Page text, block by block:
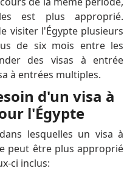
est plus approprié.
visiter l'Égypte plusieurs
de six mois entre les
des visas à entrée
à entrées multiples.
d'un visa à
l'Égypte
lesquelles un visa à
peut être plus approprié
ci inclus: